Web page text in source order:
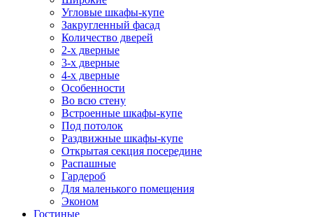
Угловые шкафы-купе
Закругленный фасад
Количество дверей
2-х дверные
3-х дверные
4-х дверные
Особенности
Во всю стену
Встроенные шкафы-купе
Под потолок
Раздвижные шкафы-купе
Открытая секция посередине
Распашные
Гардероб
Для маленького помещения
Эконом
Гостиные